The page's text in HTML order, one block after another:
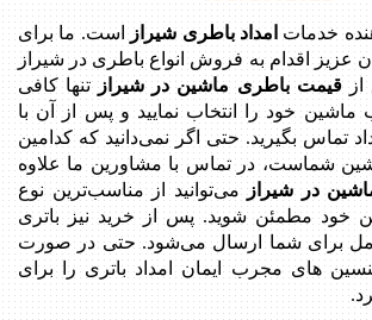
خدمات امداد باطری شیراز است. ما برای
عزیز اقدام به فروش انواع باطری در شیراز
ازقیمت باطری ماشین در شیرازتنها کافی
خود را انتخاب نمایید و پس از آن با
تماس بگیرید. حتی اگر نمی‌دانید که کدامین
شماست، در تماس با مشاورین ما علاوه
در شیرازمی‌توانید از مناسب‌ترین نوع
خود مطمئن شوید. پس از خرید نیز باتری
برای شما ارسال می‌شود. حتی در صورت
های مجرب ایمان امداد باتری را برای